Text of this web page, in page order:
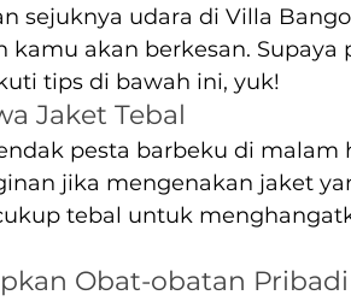
sejuknya udara di Villa
kamu akan berkesan.
tips di bawah ini, yuk!
Jaket Tebal
pesta barbeku di
jika mengenakan jaket
tebal untuk
Obat-obatan Pribadi